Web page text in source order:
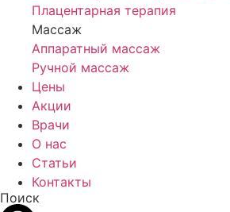
Плацентарная терапия
Массаж
Аппаратный массаж
Ручной массаж
Цены
Акции
Врачи
О нас
Статьи
Контакты
Поиск